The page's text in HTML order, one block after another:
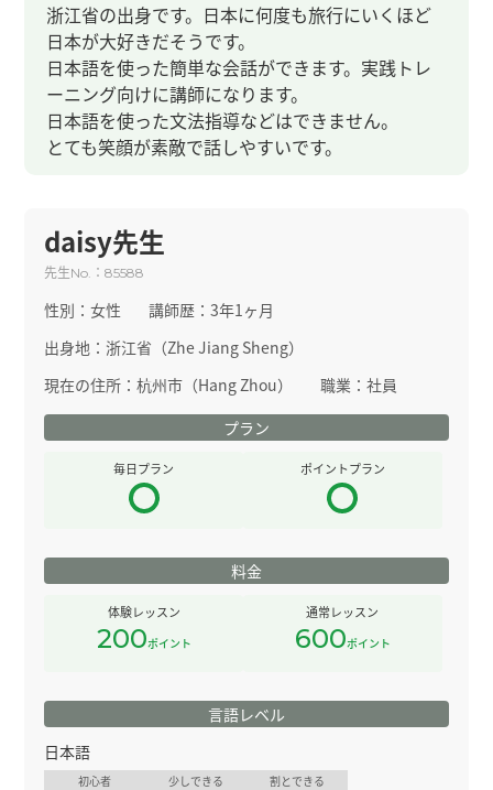
浙江省の出身です。日本に何度も旅行にいくほど
日本が大好きだそうです。
日本語を使った簡単な会話ができます。実践トレ
ーニング向けに講師になります。
日本語を使った文法指導などはできません。
とても笑顔が素敵で話しやすいです。
daisy先生
先生No. ：85588
性別：女性 講師歴：3年1ヶ月
出身地： 浙江省（Zhe Jiang Sheng）
現在の住所：杭州市（Hang Zhou） 職業：社員
プラン
毎日プラン ポイントプラン
料金
体験レッスン
200ポイント
通常レッスン
600ポイント
言語レベル
日本語
初心者 少しできる
割とできる